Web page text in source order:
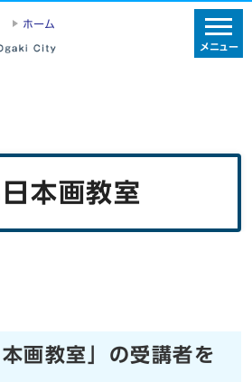
ホーム
メニュー
本画教室
本画教室」の受講者を